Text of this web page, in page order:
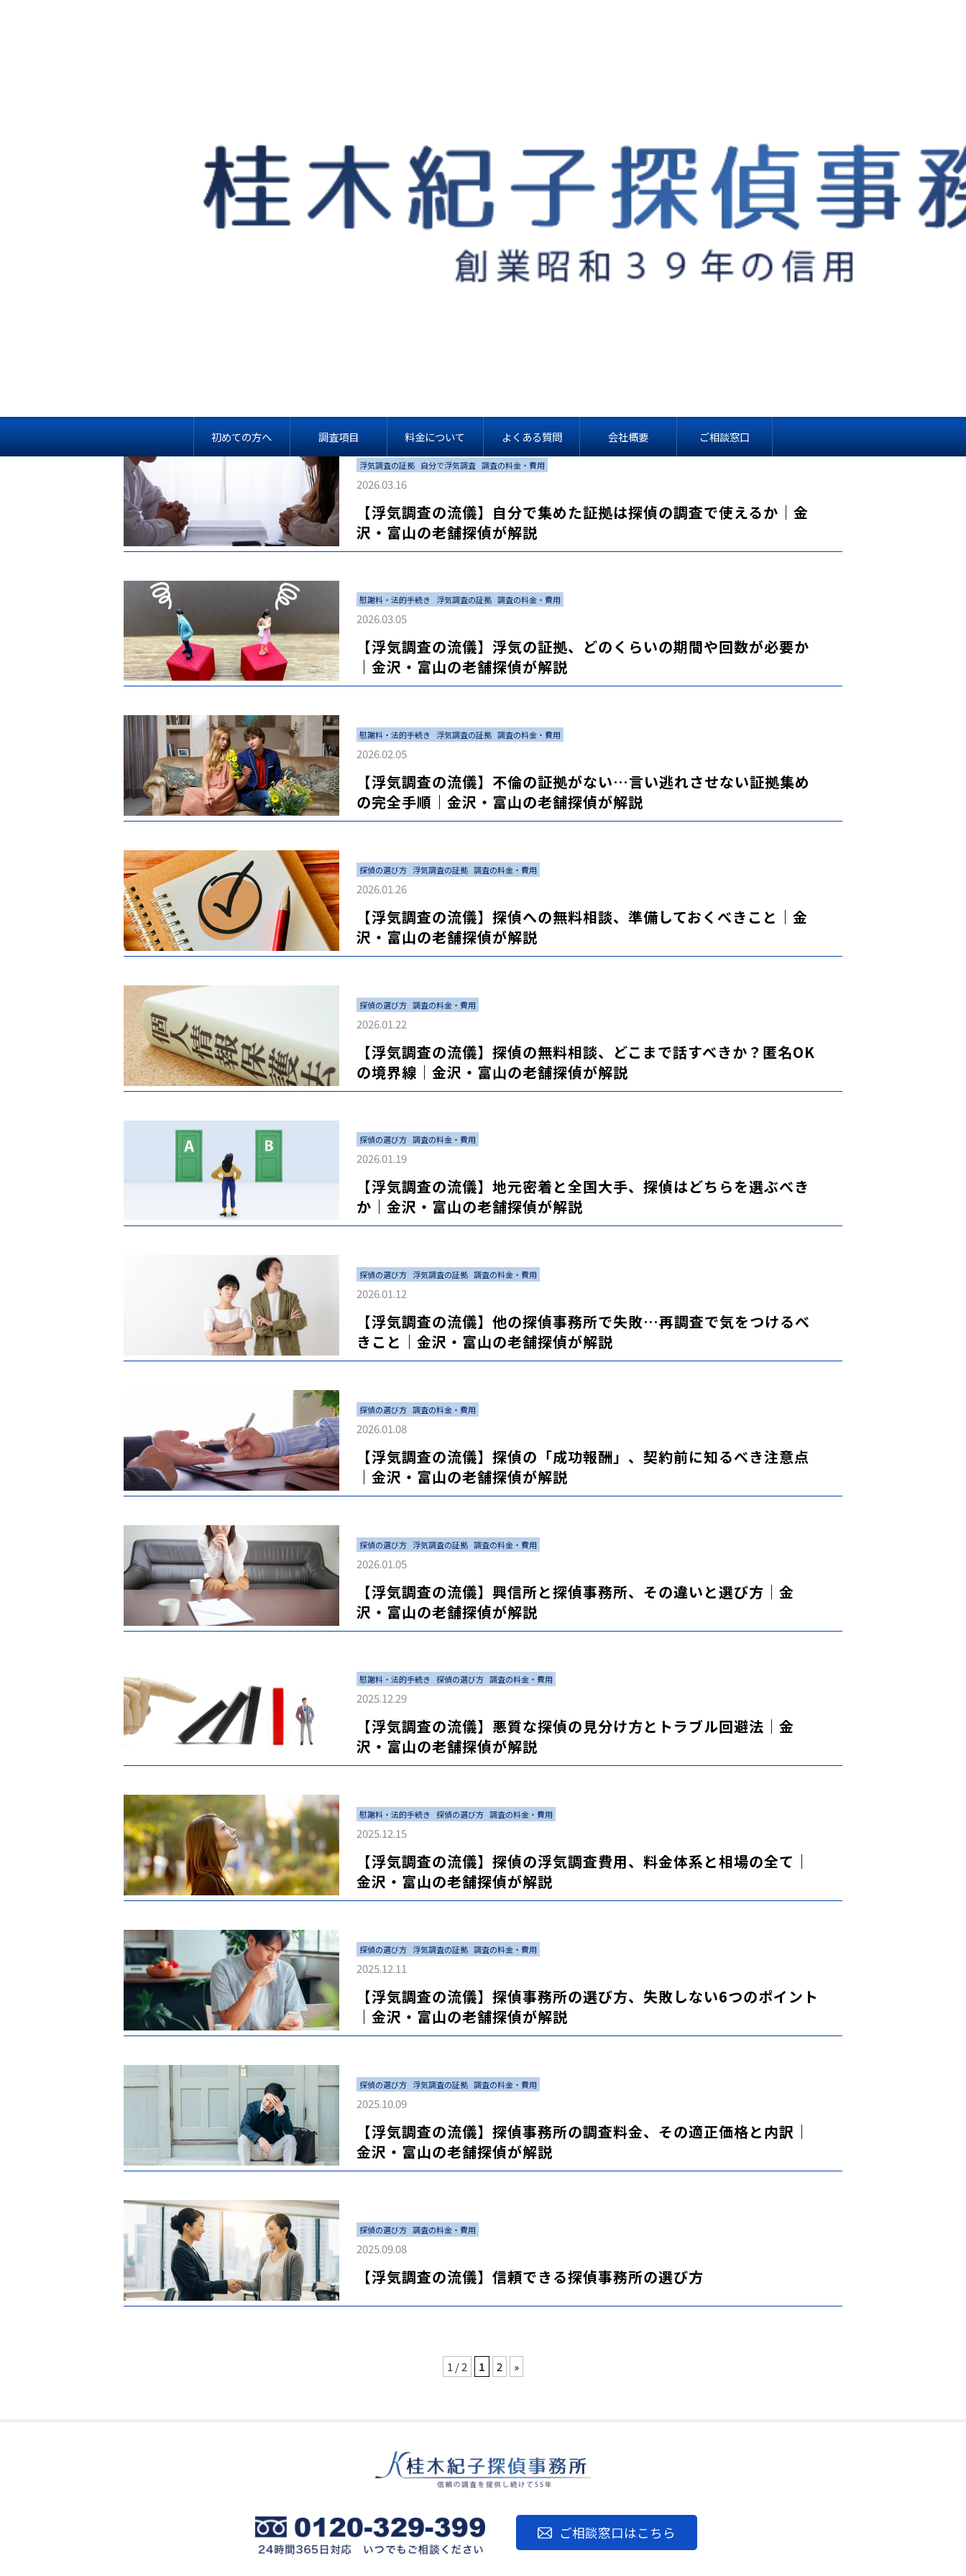
初めての方へ 調査項目 料金について よくある質問 会社概要 ご相談窓口
探偵桂木紀子が語る「浮気調査の流儀」
”調査の料金・費用”
に関する記事一覧
浮気調査の流儀コラム>調査の料金・費用
浮気調査の証拠 自分で浮気調査 調査の料金・費用
2026.03.16
【浮気調査の流儀】自分で集めた証拠は探偵の調査で使えるか｜金
沢・富山の老舗探偵が解説
慰謝料・法的手続き 浮気調査の証拠 調査の料金・費用
2026.03.05
【浮気調査の流儀】浮気の証拠、どのくらいの期間や回数が必要か
｜金沢・富山の老舗探偵が解説
慰謝料・法的手続き 浮気調査の証拠 調査の料金・費用
2026.02.05
【浮気調査の流儀】不倫の証拠がない…言い逃れさせない証拠集め
の完全手順｜金沢・富山の老舗探偵が解説
探偵の選び方 浮気調査の証拠 調査の料金・費用
2026.01.26
【浮気調査の流儀】探偵への無料相談、準備しておくべきこと｜金
沢・富山の老舗探偵が解説
探偵の選び方 調査の料金・費用
2026.01.22
【浮気調査の流儀】探偵の無料相談、どこまで話すべきか？匿名OK
の境界線｜金沢・富山の老舗探偵が解説
探偵の選び方 調査の料金・費用
2026.01.19
【浮気調査の流儀】地元密着と全国大手、探偵はどちらを選ぶべき
か｜金沢・富山の老舗探偵が解説
探偵の選び方 浮気調査の証拠 調査の料金・費用
2026.01.12
【浮気調査の流儀】他の探偵事務所で失敗…再調査で気をつけるべ
きこと｜金沢・富山の老舗探偵が解説
探偵の選び方 調査の料金・費用
2026.01.08
【浮気調査の流儀】探偵の「成功報酬」、契約前に知るべき注意点
｜金沢・富山の老舗探偵が解説
探偵の選び方 浮気調査の証拠 調査の料金・費用
2026.01.05
【浮気調査の流儀】興信所と探偵事務所、その違いと選び方｜金
沢・富山の老舗探偵が解説
慰謝料・法的手続き 探偵の選び方 調査の料金・費用
2025.12.29
【浮気調査の流儀】悪質な探偵の見分け方とトラブル回避法｜金
沢・富山の老舗探偵が解説
慰謝料・法的手続き 探偵の選び方 調査の料金・費用
2025.12.15
【浮気調査の流儀】探偵の浮気調査費用、料金体系と相場の全て｜
金沢・富山の老舗探偵が解説
探偵の選び方 浮気調査の証拠 調査の料金・費用
2025.12.11
【浮気調査の流儀】探偵事務所の選び方、失敗しない6つのポイント
｜金沢・富山の老舗探偵が解説
探偵の選び方 浮気調査の証拠 調査の料金・費用
2025.10.09
【浮気調査の流儀】探偵事務所の調査料金、その適正価格と内訳｜
金沢・富山の老舗探偵が解説
探偵の選び方 調査の料金・費用
2025.09.08
【浮気調査の流儀】信頼できる探偵事務所の選び方
1 / 2 1 2 »
ご相談窓口はこちら